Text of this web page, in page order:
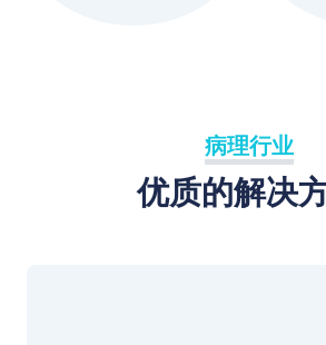
病理行业
优质的解决